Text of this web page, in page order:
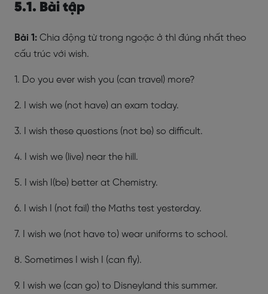
5.1. Bài tập
Bài 1: Chia động từ trong ngoặc ở thì đúng nhất theo
cấu trúc với wish.
1. Do you ever wish you (can travel) more?
2. I wish we (not have) an exam today.
3. I wish these questions (not be) so difficult.
4. I wish we (live) near the hill.
5. I wish I(be) better at Chemistry.
6. I wish I (not fail) the Maths test yesterday.
7. I wish we (not have to) wear uniforms to school.
8. Sometimes I wish I (can fly).
9. I wish we (can go) to Disneyland this summer.